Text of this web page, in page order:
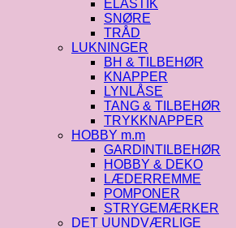
ELASTIK
SNØRE
TRÅD
LUKNINGER
BH & TILBEHØR
KNAPPER
LYNLÅSE
TANG & TILBEHØR
TRYKKNAPPER
HOBBY m.m
GARDINTILBEHØR
HOBBY & DEKO
LÆDERREMME
POMPONER
STRYGEMÆRKER
DET UUNDVÆRLIGE